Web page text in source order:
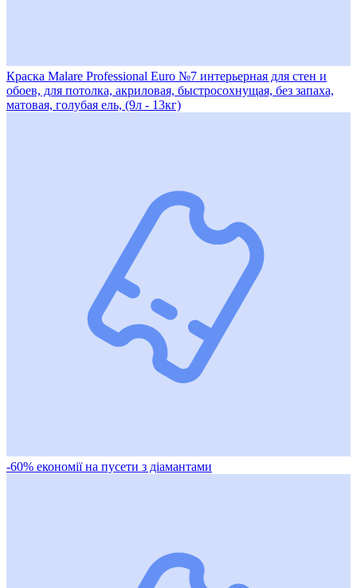
Краска Malare Professional Euro №7 интерьерная для стен и
обоев, для потолка, акриловая, быстросохнущая, без запаха,
матовая, голубая ель, (9л - 13кг)
-60% економії на пусети з діамантами